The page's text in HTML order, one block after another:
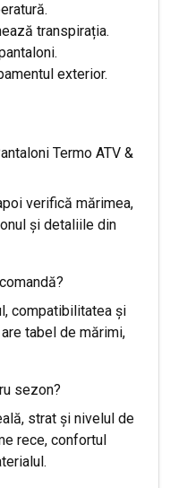
transpirația.
exterior.
Termo ATV &
verifică mărimea,
și detaliile din
compatibilitatea și
tabel de mărimi,
sezon?
strat și nivelul de
rece, confortul